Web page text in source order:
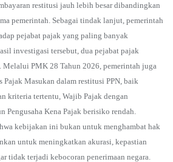
restitusi jauh lebih besar dibandingkan
pemerintah. Sebagai tindak lanjut, pemerintah
pejabat pajak yang paling banyak
investigasi tersebut, dua pejabat pajak
Melalui PMK 28 Tahun 2026, pemerintah juga
Pajak Masukan dalam restitusi PPN, baik
kriteria tertentu, Wajib Pajak dengan
Pengusaha Kena Pajak berisiko rendah.
kebijakan ini bukan untuk menghambat hak
untuk meningkatkan akurasi, kepastian
tidak terjadi kebocoran penerimaan negara.